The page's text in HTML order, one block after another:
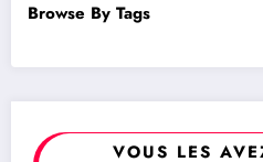
Browse By Tags
VOUS LES